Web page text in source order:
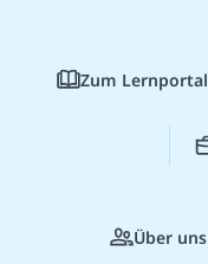
Zum Lernportal
Über uns